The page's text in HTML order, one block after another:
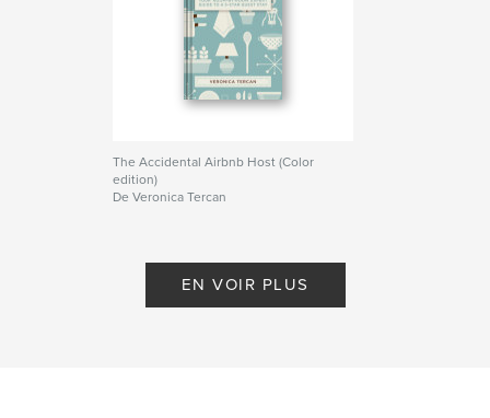
The Accidental Airbnb Host (Color
edition)
De Veronica Tercan
EN VOIR PLUS